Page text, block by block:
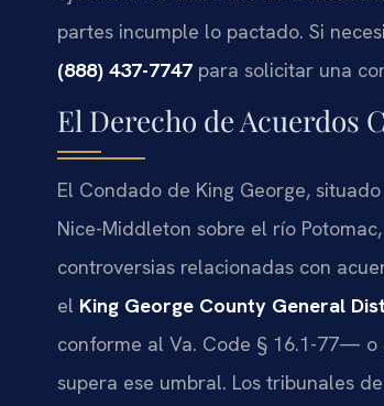
partes incumple lo pactado. Si
(888) 437-7747 para solicitar una
El Derecho de Acuerdos
El Condado de King George,
Nice-Middleton sobre el río
controversias relacionadas con
el King George County General
conforme al Va. Code § 16.1-77— o
supera ese umbral. Los tribunales